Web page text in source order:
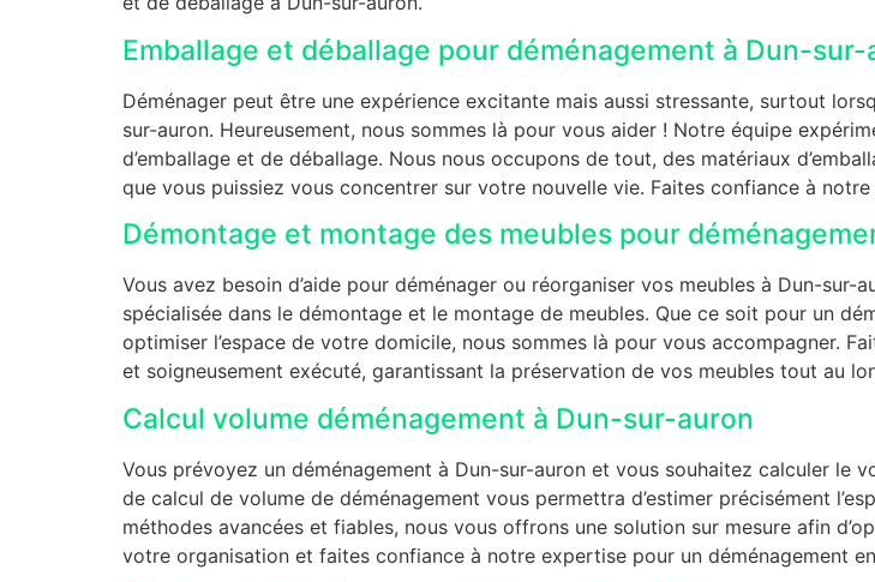
Emballage et déballage pour déménagement à Dun-sur-
Déménager peut être une expérience excitante mais aussi stressante, surtout
sur-auron. Heureusement, nous sommes là pour vous aider ! Notre équipe
d’emballage et de déballage. Nous nous occupons de tout, des matériaux
que vous puissiez vous concentrer sur votre nouvelle vie. Faites confiance à
Démontage et montage des meubles pour
Vous avez besoin d’aide pour déménager ou réorganiser vos meubles à Dun-
spécialisée dans le démontage et le montage de meubles. Que ce soit pour un
optimiser l’espace de votre domicile, nous sommes là pour vous accompagner.
et soigneusement exécuté, garantissant la préservation de vos meubles tout au
Calcul volume déménagement à Dun-sur-auron
Vous prévoyez un déménagement à Dun-sur-auron et vous souhaitez calculer le
de calcul de volume de déménagement vous permettra d’estimer précisément
méthodes avancées et fiables, nous vous offrons une solution sur mesure afin
votre organisation et faites confiance à notre expertise pour un déménagement